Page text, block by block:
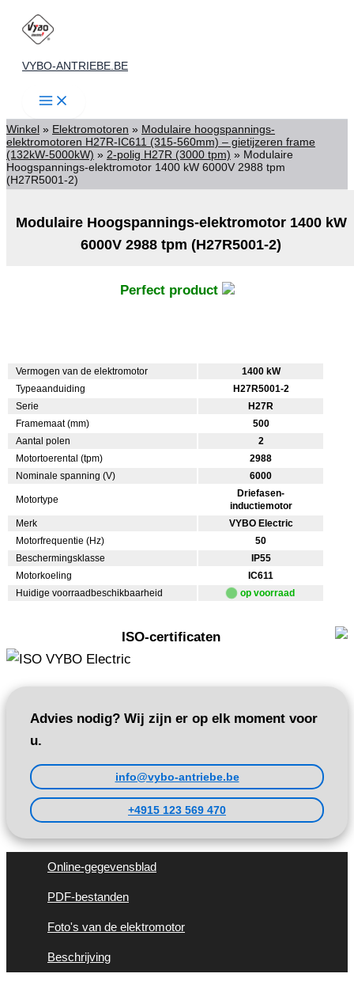
Spring
naar
VYBO-ANTRIEBE.BE
Winkel » Elektromotoren » Modulaire hoogspannings-
elektromotoren H27R-IC611 (315-560mm) – gietijzeren frame
(132kW-5000kW) » 2-polig H27R (3000 tpm) » Modulaire
Hoogspannings-elektromotor 1400 kW 6000V 2988 tpm
(H27R5001-2)
Modulaire Hoogspannings-elektromotor 1400 kW
6000V 2988 tpm (H27R5001-2)
Perfect product
Vermogen van de elektromotor
1400 kW
Typeaanduiding
H27R5001-2
Serie
H27R
Framemaat (mm)
500
Aantal polen
2
Motortoerental (tpm)
2988
Nominale spanning (V)
6000
Motortype
Driefasen-
inductiemotor
Merk
VYBO Electric
Motorfrequentie (Hz)
50
Beschermingsklasse
IP55
Motorkoeling
IC611
Huidige voorraadbeschikbaarheid
op voorraad
ISO-certificaten
Advies nodig? Wij zijn er op elk moment voor
u.
info@vybo-antriebe.be
+4915 123 569 470
Online-gegevensblad
PDF-bestanden
Foto's van de elektromotor
Beschrijving